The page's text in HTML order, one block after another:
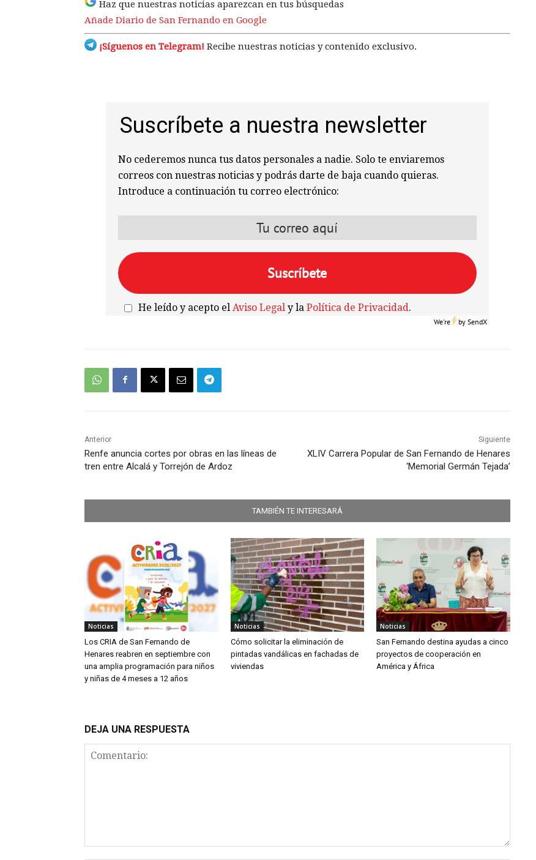
Haz que nuestras noticias aparezcan en tus búsquedas
Añade Diario de San Fernando en Google
¡Síguenos en Telegram! Recibe nuestras noticias y contenido exclusivo.
Suscríbete a nuestra newsletter
No cederemos nunca tus datos personales a nadie. Solo te enviaremos
correos con nuestras noticias y podrás darte de baja cuando quieras.
Introduce a continuación tu correo electrónico:
He leído y acepto el Aviso Legaly la Política de Privacidad.
We're bySendX
Anterior
Renfe anuncia cortes por obras en las líneas de
tren entre Alcalá y Torrejón de Ardoz
Siguiente
XLIV Carrera Popular de San Fernando de Henares
‘Memorial Germán Tejada’
TAMBIÉN TE INTERESARÁ
Noticias
Los CRIA de San Fernando de
Henares reabren en septiembre con
una amplia programación para niños
y niñas de 4 meses a 12 años
Noticias
Cómo solicitar la eliminación de
pintadas vandálicas en fachadas de
viviendas
Noticias
San Fernando destina ayudas a cinco
proyectos de cooperación en
América y África
DEJA UNA RESPUESTA